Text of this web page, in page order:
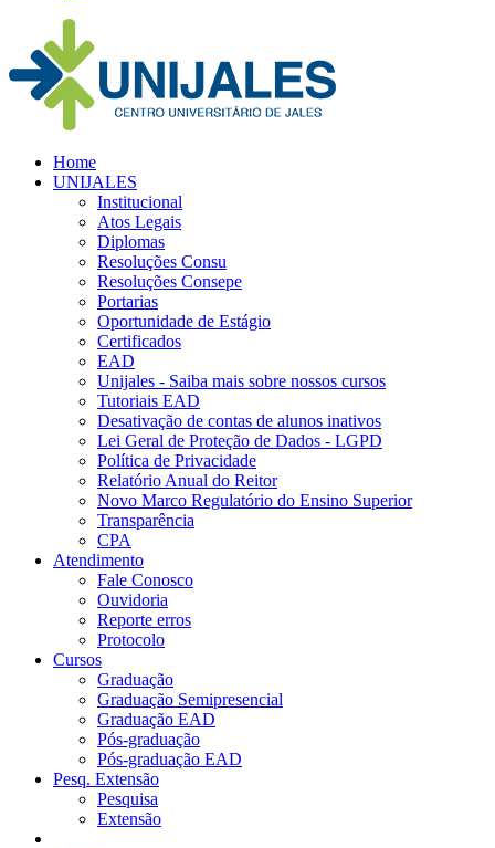
Home
UNIJALES
Institucional
Atos Legais
Diplomas
Resoluções Consu
Resoluções Consepe
Portarias
Oportunidade de Estágio
Certificados
EAD
Unijales - Saiba mais sobre nossos cursos
Tutoriais EAD
Desativação de contas de alunos inativos
Lei Geral de Proteção de Dados - LGPD
Política de Privacidade
Relatório Anual do Reitor
Novo Marco Regulatório do Ensino Superior
Transparência
CPA
Atendimento
Fale Conosco
Ouvidoria
Reporte erros
Protocolo
Cursos
Graduação
Graduação Semipresencial
Graduação EAD
Pós-graduação
Pós-graduação EAD
Pesq. Extensão
Pesquisa
Extensão